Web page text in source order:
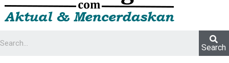
Search